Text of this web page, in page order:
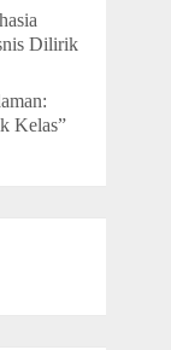
Dilirik
Kelas”